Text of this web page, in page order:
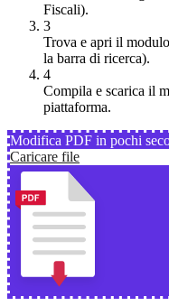
Fiscali).
3
Trova e apri il
la barra di ricerca).
4
Compila e scarica il
piattaforma.
Modifica PDF in pochi
Caricare file